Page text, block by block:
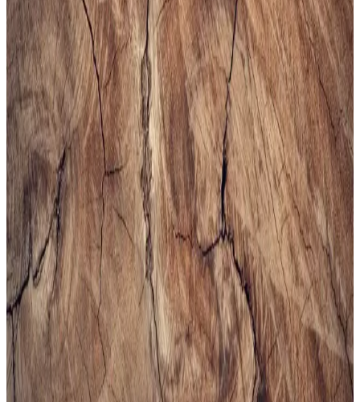
Altınyılz<dı>z Classics Erkek Lacivert Rugan
Kemer İnceleme ve Detaylar
Altınyılz<dı>z Classics'in lacivert rugan erkek kemeri, şık tasarımı
ve yüksek kaliteli yüzeyiyle öne çıkar. Parlak yüzeyi ve modern
görünümüyle resmi ve özel günlerde tercih edilir, dikkat çekici bir
aksesuar sunar.
Bej Erkek Spor Ayakkabıları: Şıklık ve Konforun
Bir Arada Sunulduğu Modeller
Bej erkek spor ayakkabıları, şıklık ve rahatlığı bir arada sunar. Çok
yönlü kullanımı ve trend modelleriyle gardırobunuza şıklık katın,
konforlu ve şık tercihleri keşfedin.
Erkekler İçin Uygun Spor Çantası Seçimi ve
Trendler Hakkında Kapsamlı Rehber
Erkek spor çantası seçerken kapasite, malzeme, konfor ve tasarım
gibi önemli faktörlere dikkat edin. Güncel modeller ve markalarla
tarzınızı ve fonksiyonelliği bir arada yakalayın.
Erkek Siyah Spor Gömlekleri ile Şıklık ve Rahatlığı
Bir Arada Yakalayın